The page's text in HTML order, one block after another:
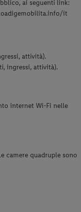
ai seguenti link:
it
attività).
ingressi, attività).
internet Wi-Fi nelle
camere quadruple sono